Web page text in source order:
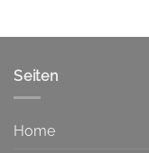
Seiten
Home